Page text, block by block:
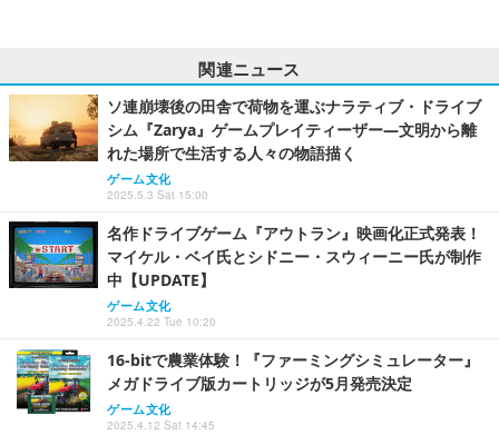
関連ニュース
ソ連崩壊後の田舎で荷物を運ぶナラティブ・ドライブ
シム『Zarya』ゲームプレイティーザー―文明から離
れた場所で生活する人々の物語描く
ゲーム文化
2025.5.3 Sat 15:00
名作ドライブゲーム『アウトラン』映画化正式発表！
マイケル・ベイ氏とシドニー・スウィーニー氏が制作
中【UPDATE】
ゲーム文化
2025.4.22 Tue 10:20
16-bitで農業体験！『ファーミングシミュレーター』
メガドライブ版カートリッジが5月発売決定
ゲーム文化
2025.4.12 Sat 14:45